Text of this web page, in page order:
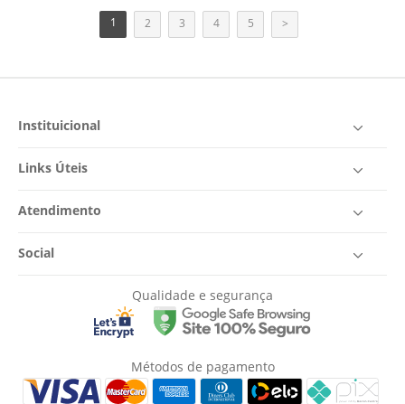
1 2 3 4 5 >
Instituicional
Links Úteis
Atendimento
Social
Qualidade e segurança
Métodos de pagamento